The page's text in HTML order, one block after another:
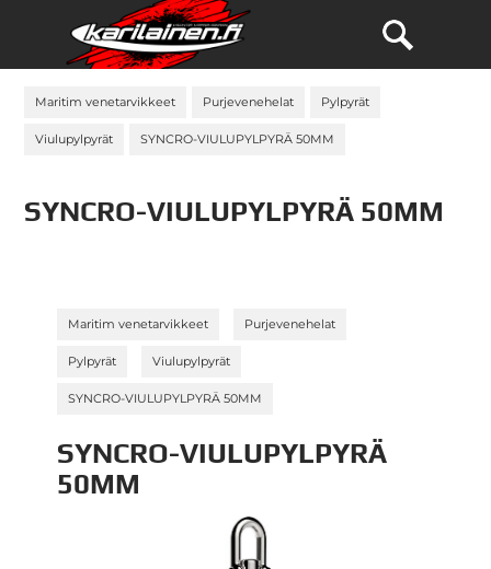
Maritim venetarvikkeet Purjevenehelat Pylpyrät
Viulupylpyrät SYNCRO-VIULUPYLPYRÄ 50MM
SYNCRO-VIULUPYLPYRÄ 50MM
Maritim venetarvikkeet Purjevenehelat
Pylpyrät Viulupylpyrät
SYNCRO-VIULUPYLPYRÄ 50MM
SYNCRO-VIULUPYLPYRÄ
50MM